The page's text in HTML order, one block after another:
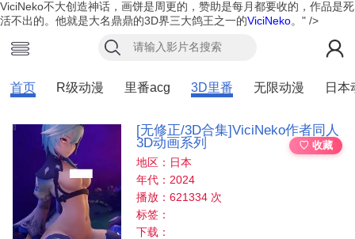
ViciNeko不大创造神话，画饼是周更的，赞助是每月都要收的，作品是死
活不出的。他就是大名鼎鼎的3D界三大鸽王之一的ViciNeko。" />
首页 R级动漫 里番acg 3D里番 无限动漫 日本
[无修正/3D合集]ViciNeko作者同人
3D动画系列
♡ 收藏
地区：日本
年代：2024
播放：621334 次
标签：
下载：